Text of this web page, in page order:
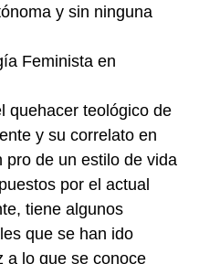
y sin ninguna
Feminista en
quehacer teológico de
y su correlato en
pro de un estilo de vida
por el actual
tiene algunos
que se han ido
a lo que se conoce